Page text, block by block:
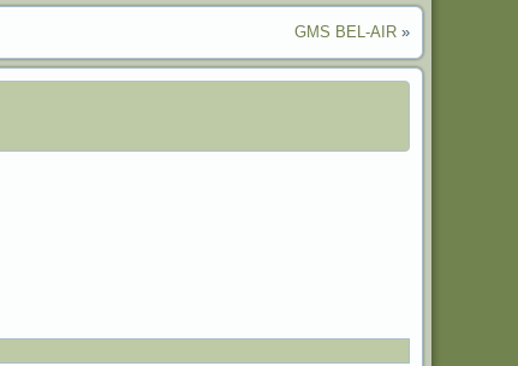
GMS BEL-AIR »